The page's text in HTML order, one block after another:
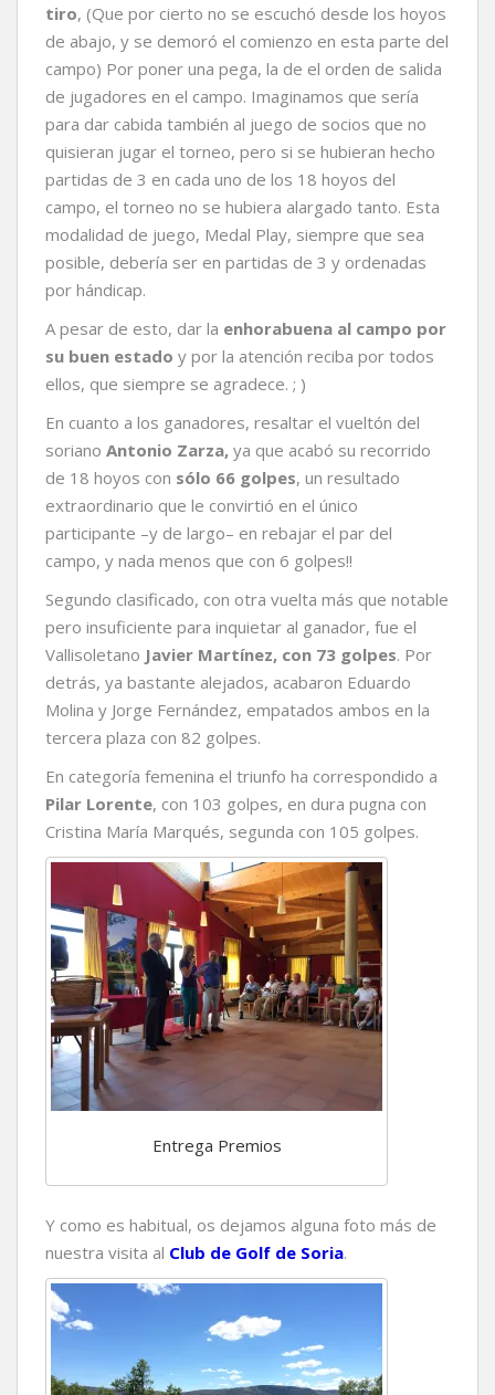
tiro, (Que por cierto no se escuchó desde los hoyos
de abajo, y se demoró el comienzo en esta parte del
campo) Por poner una pega, la de el orden de salida
de jugadores en el campo. Imaginamos que sería
para dar cabida también al juego de socios que no
quisieran jugar el torneo, pero si se hubieran hecho
partidas de 3 en cada uno de los 18 hoyos del
campo, el torneo no se hubiera alargado tanto. Esta
modalidad de juego, Medal Play, siempre que sea
posible, debería ser en partidas de 3 y ordenadas
por hándicap.
A pesar de esto, dar la enhorabuena al campo por
su buen estado y por la atención reciba por todos
ellos, que siempre se agradece. ; )
En cuanto a los ganadores, resaltar el vueltón del
soriano Antonio Zarza, ya que acabó su recorrido
de 18 hoyos con sólo 66 golpes, un resultado
extraordinario que le convirtió en el único
participante –y de largo– en rebajar el par del
campo, y nada menos que con 6 golpes!!
Segundo clasificado, con otra vuelta más que notable
pero insuficiente para inquietar al ganador, fue el
Vallisoletano Javier Martínez, con 73 golpes. Por
detrás, ya bastante alejados, acabaron Eduardo
Molina y Jorge Fernández, empatados ambos en la
tercera plaza con 82 golpes.
En categoría femenina el triunfo ha correspondido a
Pilar Lorente, con 103 golpes, en dura pugna con
Cristina María Marqués, segunda con 105 golpes.
Entrega Premios
Y como es habitual, os dejamos alguna foto más de
nuestra visita al Club de Golf de Soria.